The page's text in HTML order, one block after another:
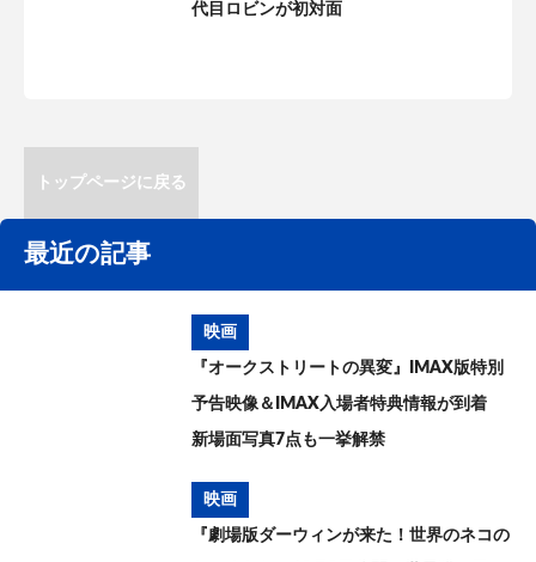
代目ロビンが初対面
トップページに戻る
最近の記事
映画
『オークストリートの異変』IMAX版特別
予告映像＆IMAX入場者特典情報が到着
新場面写真7点も一挙解禁
映画
『劇場版ダーウィンが来た！世界のネコの